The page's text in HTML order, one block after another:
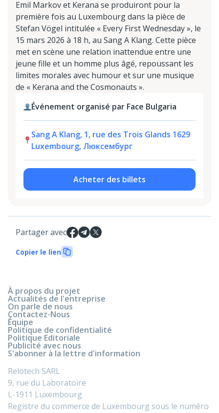
Emil Markov et Kerana se produiront pour la
première fois au Luxembourg dans la pièce de
Stefan Vögel intitulée « Every First Wednesday », le
15 mars 2026 à 18 h, au Sang A Klang. Cette pièce
met en scène une relation inattendue entre une
jeune fille et un homme plus âgé, repoussant les
limites morales avec humour et sur une musique
de « Kerana and the Cosmonauts ».
Événement organisé par Face Bulgaria
Sang A Klang, 1, rue des Trois Glands 1629
Luxembourg, Люксембург
Acheter des billets
Partager avec
Copier le lien
À propos du projet
Actualités de l'entreprise
On parle de nous
Contactez-Nous
Équipe
Politique de confidentialité
Politique Editoriale
Publicité avec nous
S'abonner à la lettre d'information
Relotech SARL
9, rue du Laboratoire
L-1911 Luxembourg
Registre du commerce de Luxembourg sous le numéro